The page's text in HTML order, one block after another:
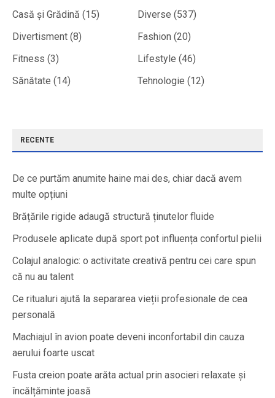
Casă și Grădină (15) Diverse (537)
Divertisment (8) Fashion (20)
Fitness (3) Lifestyle (46)
Sănătate (14) Tehnologie (12)
RECENTE
De ce purtăm anumite haine mai des, chiar dacă avem
multe opțiuni
Brățările rigide adaugă structură ținutelor fluide
Produsele aplicate după sport pot influența confortul pielii
Colajul analogic: o activitate creativă pentru cei care spun
că nu au talent
Ce ritualuri ajută la separarea vieții profesionale de cea
personală
Machiajul în avion poate deveni inconfortabil din cauza
aerului foarte uscat
Fusta creion poate arăta actual prin asocieri relaxate și
încălțăminte joasă